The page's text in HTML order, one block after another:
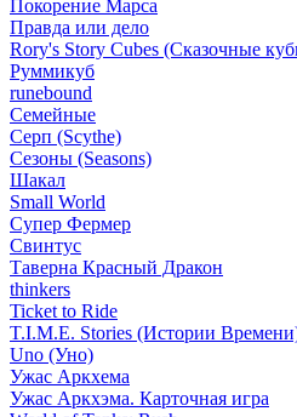
Покорение Марса
Правда или дело
Rory's Story Cubes (Сказочные
Руммикуб
runebound
Семейные
Серп (Scythe)
Сезоны (Seasons)
Шакал
Small World
Супер Фермер
Свинтус
Таверна Красный Дракон
thinkers
Ticket to Ride
T.I.M.E. Stories (Истории
Uno (Уно)
Ужас Аркхема
Ужас Аркхэма. Карточная игра